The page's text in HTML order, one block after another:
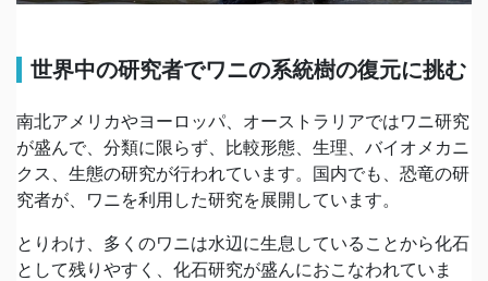
世界中の研究者でワニの系統樹の復元に挑む
南北アメリカやヨーロッパ、オーストラリアではワニ研究
が盛んで、分類に限らず、比較形態、生理、バイオメカニ
クス、生態の研究が行われています。国内でも、恐竜の研
究者が、ワニを利用した研究を展開しています。
とりわけ、多くのワニは水辺に生息していることから化石
として残りやすく、化石研究が盛んにおこなわれていま